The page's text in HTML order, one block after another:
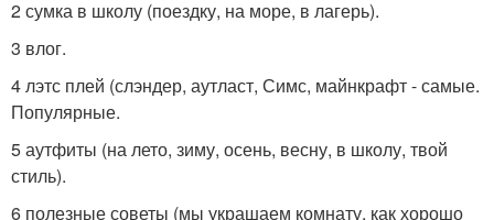
2 сумка в школу (поездку, на море, в лагерь).
3 влог.
4 лэтс плей (слэндер, аутласт, Симс, майнкрафт - самые.
Популярные.
5 аутфиты (на лето, зиму, осень, весну, в школу, твой
стиль).
6 полезные советы (мы украшаем комнату, как хорошо